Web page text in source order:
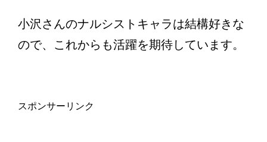
小沢さんのナルシストキャラは結構好きな
ので、これからも活躍を期待しています。
スポンサーリンク